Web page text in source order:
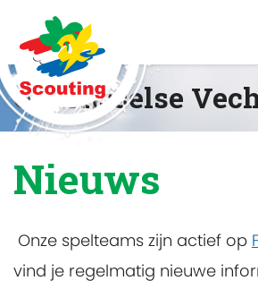
Overijsselse
Nieuws
Onze spelteams zijn actief op
vind je regelmatig nieuwe